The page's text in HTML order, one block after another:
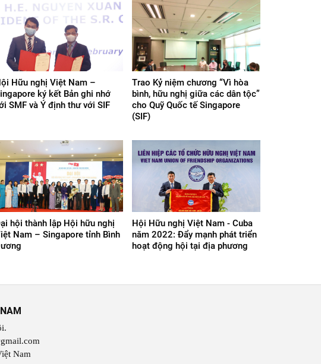
Hữu nghị Việt Nam –
ký kết Bản ghi nhớ
SMF và Ý định thư với SIF
Trao Kỷ niệm chương “Vì hòa
bình, hữu nghị giữa các dân tộc”
cho Quỹ Quốc tế Singapore
(SIF)
hội thành lập Hội hữu nghị
Nam – Singapore tỉnh Bình
Hội Hữu nghị Việt Nam - Cuba
năm 2022: Đẩy mạnh phát triển
hoạt động hội tại địa phương
Nam